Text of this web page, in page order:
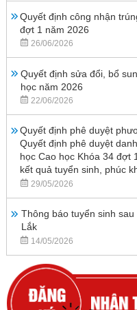
Quyết định công nhận
đợt 1 năm 2026
26/06/2026
Quyết định sửa đổi, bổ
học năm 2026
22/06/2026
Quyết định phê duyệt
Quyết định phê duyệt
học Cao học Khóa 34 đợt
kết quả tuyển sinh, phúc
29/05/2026
Thông báo tuyển sinh
Lắk
14/05/2026